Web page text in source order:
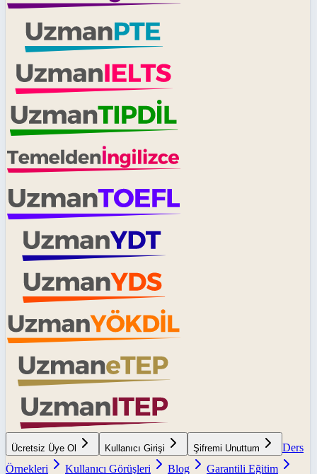
Ücretsiz Üye Ol Kullanıcı Girişi Şifremi Unuttum
Ders
Örnekleri
Kullanıcı Görüşleri Blog
Garantili Eğitim